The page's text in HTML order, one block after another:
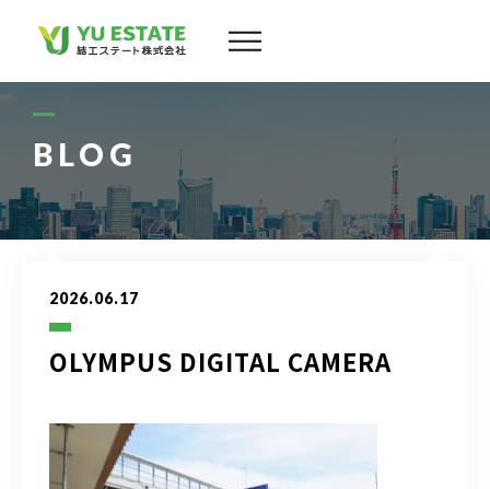
BLOG
2026.06.17
OLYMPUS DIGITAL CAMERA
物件情報
お客様の声